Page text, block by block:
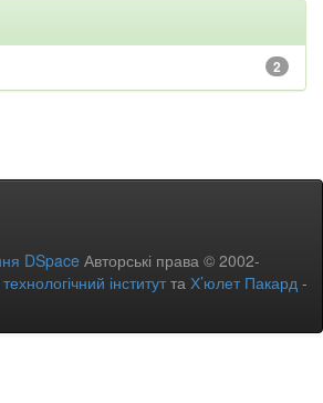
2
DSpace Авторські права © 2002-
інститутта Х’юлет Пакард -